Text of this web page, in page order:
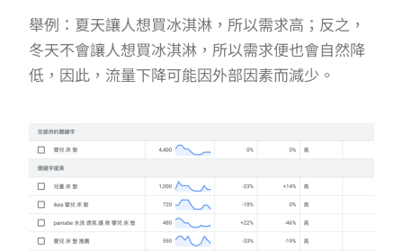
舉例：夏天讓人想買冰淇淋，所以需求高；反之，
冬天不會讓人想買冰淇淋，所以需求便也會自然降
低，因此，流量下降可能因外部因素而減少。